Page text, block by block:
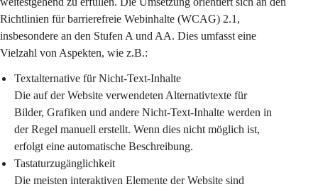
Richtlinien für barrierefreie Webinhalte (WCAG) 2.1,
insbesondere an den Stufen A und AA. Dies umfasst eine
Vielzahl von Aspekten, wie z.B.:
Textalternative für Nicht-Text-Inhalte
Die auf der Website verwendeten Alternativtexte für
Bilder, Grafiken und andere Nicht-Text-Inhalte werden in
der Regel manuell erstellt. Wenn dies nicht möglich ist,
erfolgt eine automatische Beschreibung.
Tastaturzugänglichkeit
Die meisten interaktiven Elemente der Website sind